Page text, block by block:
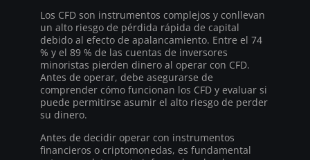
Los CFD son instrumentos complejos y conllevan
un alto riesgo de pérdida rápida de capital
debido al efecto de apalancamiento. Entre el 74
% y el 89 % de las cuentas de inversores
minoristas pierden dinero al operar con CFD.
Antes de operar, debe asegurarse de
comprender cómo funcionan los CFD y evaluar si
puede permitirse asumir el alto riesgo de perder
su dinero.
Antes de decidir operar con instrumentos
financieros o criptomonedas, es fundamental